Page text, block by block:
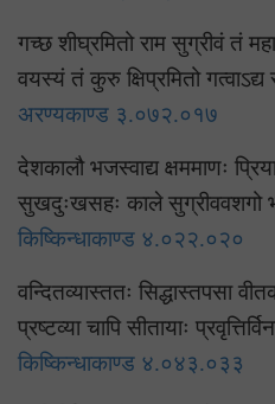
गच्छ शीघ्रमितो राम सुग्रीवं तं
वयस्यं तं कुरु क्षिप्रमितो
अरण्यकाण्ड ३.०७२.०१७
देशकालौ भजस्वाद्य क्षममाणः
सुखदुःखसहः काले सुग्रीववशगो
किष्किन्धाकाण्ड ४.०२२.०२०
वन्दितव्यास्ततः सिद्धास्तपसा
प्रष्टव्या चापि सीतायाः
किष्किन्धाकाण्ड ४.०४३.०३३